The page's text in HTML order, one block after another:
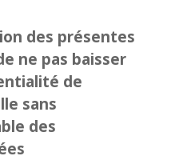
des présentes
ne pas baisser
de
sans
des